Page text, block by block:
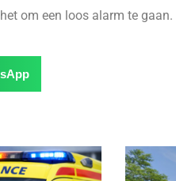
om een loos alarm te gaan.